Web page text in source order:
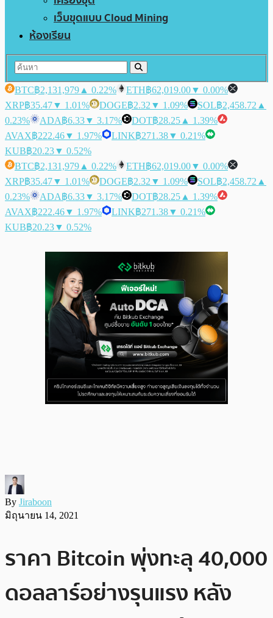
เว็บขุดแบบ Cloud Mining
ห้องเรียน
BTC฿2,131,979 ▲ 0.22% ETH฿62,019.00▼ 0.00%
XRP฿35.47▼ 1.01% DOGE฿2.32 ▼ 1.09% SOL฿2,458.72 ▲
0.23%
ADA฿6.33▼ 3.17% DOT฿28.25 ▲ 1.39%
AVAX฿222.46▼ 1.97% LINK฿271.38▼ 0.21%
KUB฿20.23▼ 0.52%
BTC฿2,131,979 ▲ 0.22% ETH฿62,019.00▼ 0.00%
XRP฿35.47▼ 1.01% DOGE฿2.32 ▼ 1.09% SOL฿2,458.72 ▲
0.23%
ADA฿6.33▼ 3.17% DOT฿28.25 ▲ 1.39%
AVAX฿222.46▼ 1.97% LINK฿271.38▼ 0.21%
KUB฿20.23▼ 0.52%
By Jiraboon
มิถุนายน 14, 2021
ราคา Bitcoin พุ่งทะลุ 40,000
ดอลลาร์อย่างรุนแรง หลัง